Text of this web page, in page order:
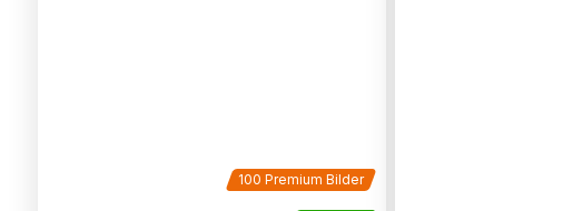
100 Premium Bilder